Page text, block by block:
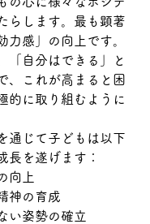
らします。最も顕著
力感」の向上です。
「自分はできる」と
、これが高まると困
的に取り組むように
通じて子どもは以下
長を遂げます：
向上
神の育成
い姿勢の確立